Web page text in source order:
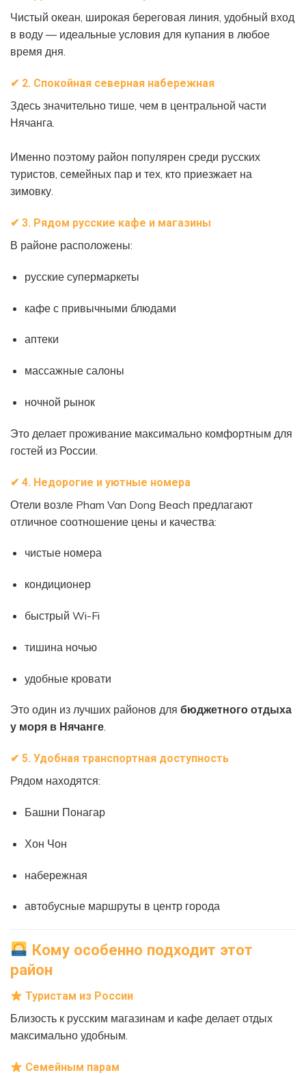
Чистый океан, широкая береговая линия, удобный вход
в воду — идеальные условия для купания в любое
время дня.
✔ 2. Спокойная северная набережная
Здесь значительно тише, чем в центральной части
Нячанга.
Именно поэтому район популярен среди русских
туристов, семейных пар и тех, кто приезжает на
зимовку.
✔ 3. Рядом русские кафе и магазины
В районе расположены:
русские супермаркеты
кафе с привычными блюдами
аптеки
массажные салоны
ночной рынок
Это делает проживание максимально комфортным для
гостей из России.
✔ 4. Недорогие и уютные номера
Отели возле Pham Van Dong Beach предлагают
отличное соотношение цены и качества:
чистые номера
кондиционер
быстрый Wi-Fi
тишина ночью
удобные кровати
Это один из лучших районов для бюджетного отдыха
у моря в Нячанге.
✔ 5. Удобная транспортная доступность
Рядом находятся:
Башни Понагар
Хон Чон
набережная
автобусные маршруты в центр города
Кому особенно подходит этот
район
Туристам из России
Близость к русским магазинам и кафе делает отдых
максимально удобным.
Семейным парам